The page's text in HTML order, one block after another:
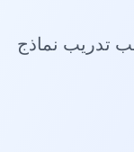
تدريب نماذج